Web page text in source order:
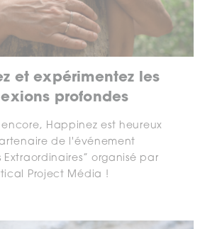
et expérimentez les
profondes
Happinez est heureux
de l'événement
Extraordinaires” organisé par
Project Média !